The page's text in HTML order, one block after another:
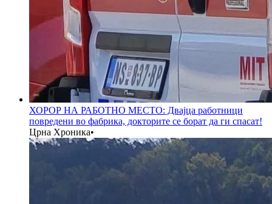
ХОРОР НА РАБОТНО МЕСТО: Двајца работници
повредени во фабрика, докторите се борат да ги спасат!
Црна Хроника•